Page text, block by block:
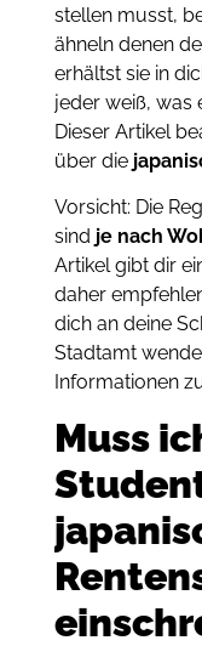
stellen musst,
ähneln denen
erhältst sie in
jeder weiß, was
Dieser Artikel
über die
Vorsicht: Die
sind je nach
Artikel gibt dir
daher
dich an deine
Stadtamt
Informationen
Muss